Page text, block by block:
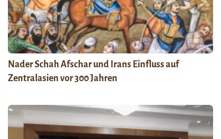
Nader Schah Afschar und Irans Einfluss auf
Zentralasien vor 300 Jahren